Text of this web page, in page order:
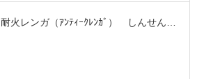
耐火レンガ（ｱﾝﾃｨｰｸﾚﾝｶﾞ） しんせん…